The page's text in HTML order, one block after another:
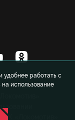
работать с
использование
«Локомотив»